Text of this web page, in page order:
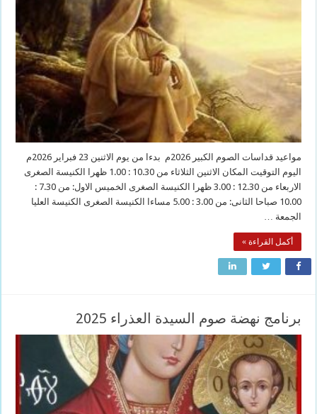
مواعيد قداسات الصوم الكبير 2026م بدءا من يوم الاثنين 23 فبراير 2026م
اليوم التوقيت المكان الاثنين الثلاثاء من 10.30 : 1.00 ظهرا الكنيسة الصغرى
الاربعاء من 12.30 : 3.00 ظهرا الكنيسة الصغرى الخميس الاول: من 7.30 :
10.00 صباحا الثانى: من 3.00 : 5.00 مساءا الكنيسة الصغرى الكنيسة العليا
الجمعة …
أكمل القراءة »
برنامج نهضة صوم السيدة العذراء 2025